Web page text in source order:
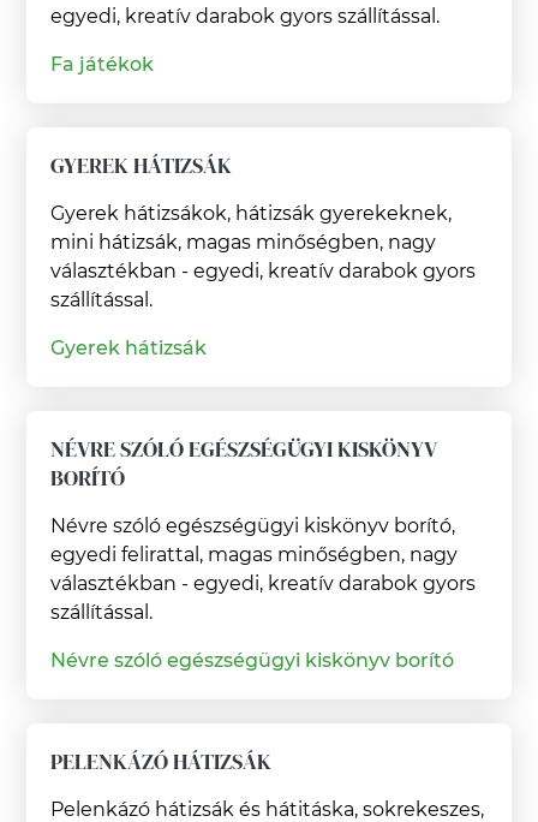
egyedi, kreatív darabok gyors szállítással.
Fa játékok
GYEREK HÁTIZSÁK
Gyerek hátizsákok, hátizsák gyerekeknek,
mini hátizsák, magas minőségben, nagy
választékban - egyedi, kreatív darabok gyors
szállítással.
Gyerek hátizsák
NÉVRE SZÓLÓ EGÉSZSÉGÜGYI KISKÖNYV
BORÍTÓ
Névre szóló egészségügyi kiskönyv borító,
egyedi felirattal, magas minőségben, nagy
választékban - egyedi, kreatív darabok gyors
szállítással.
Névre szóló egészségügyi kiskönyv borító
PELENKÁZÓ HÁTIZSÁK
Pelenkázó hátizsák és hátitáska, sokrekeszes,